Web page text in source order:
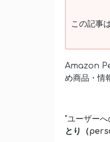
この記事
Amazon
め商品・情
"ユーザー
とり（